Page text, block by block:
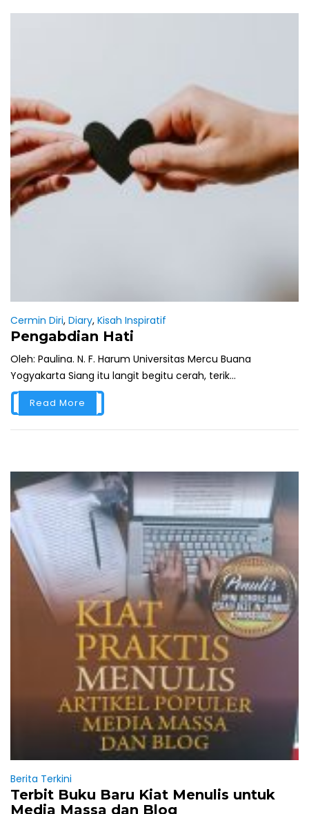
Cermin Diri, Diary, Kisah Inspiratif
Pengabdian Hati
Oleh: Paulina. N. F. Harum Universitas Mercu Buana
Yogyakarta Siang itu langit begitu cerah, terik...
Read More
Berita Terkini
Terbit Buku Baru Kiat Menulis untuk
Media Massa dan Blog